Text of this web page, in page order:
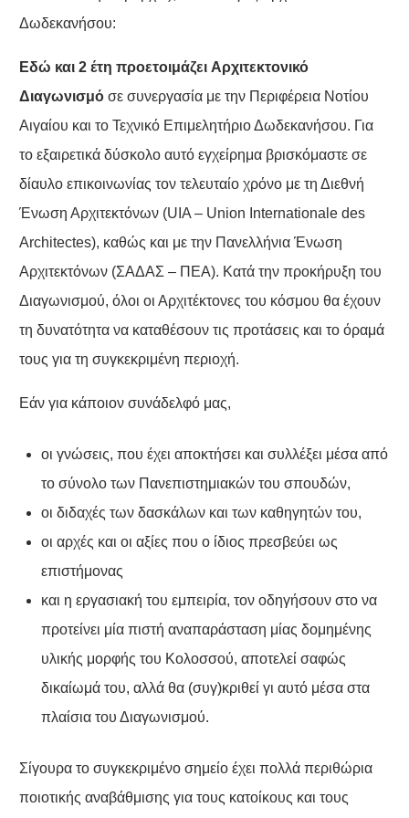
Δωδεκανήσου:
Εδώ και 2 έτη προετοιμάζει Αρχιτεκτονικό
Διαγωνισμόσε συνεργασία με την Περιφέρεια Νοτίου
Αιγαίου και το Τεχνικό Επιμελητήριο Δωδεκανήσου. Για
το εξαιρετικά δύσκολο αυτό εγχείρημα βρισκόμαστε σε
δίαυλο επικοινωνίας τον τελευταίο χρόνο με τη Διεθνή
Ένωση Αρχιτεκτόνων (UIA – Union Internationale des
Architectes), καθώς και με την Πανελλήνια Ένωση
Αρχιτεκτόνων (ΣΑΔΑΣ – ΠΕΑ). Κατά την προκήρυξη του
Διαγωνισμού, όλοι οι Αρχιτέκτονες του κόσμου θα έχουν
τη δυνατότητα να καταθέσουν τις προτάσεις και το όραμά
τους για τη συγκεκριμένη περιοχή.
Εάν για κάποιον συνάδελφό μας,
οι γνώσεις, που έχει αποκτήσει και συλλέξει μέσα από
το σύνολο των Πανεπιστημιακών του σπουδών,
οι διδαχές των δασκάλων και των καθηγητών του,
οι αρχές και οι αξίες που ο ίδιος πρεσβεύει ως
επιστήμονας
και η εργασιακή του εμπειρία, τον οδηγήσουν στο να
προτείνει μία πιστή αναπαράσταση μίας δομημένης
υλικής μορφής του Κολοσσού, αποτελεί σαφώς
δικαίωμά του, αλλά θα (συγ)κριθεί γι αυτό μέσα στα
πλαίσια του Διαγωνισμού.
Σίγουρα το συγκεκριμένο σημείο έχει πολλά περιθώρια
ποιοτικής αναβάθμισης για τους κατοίκους και τους